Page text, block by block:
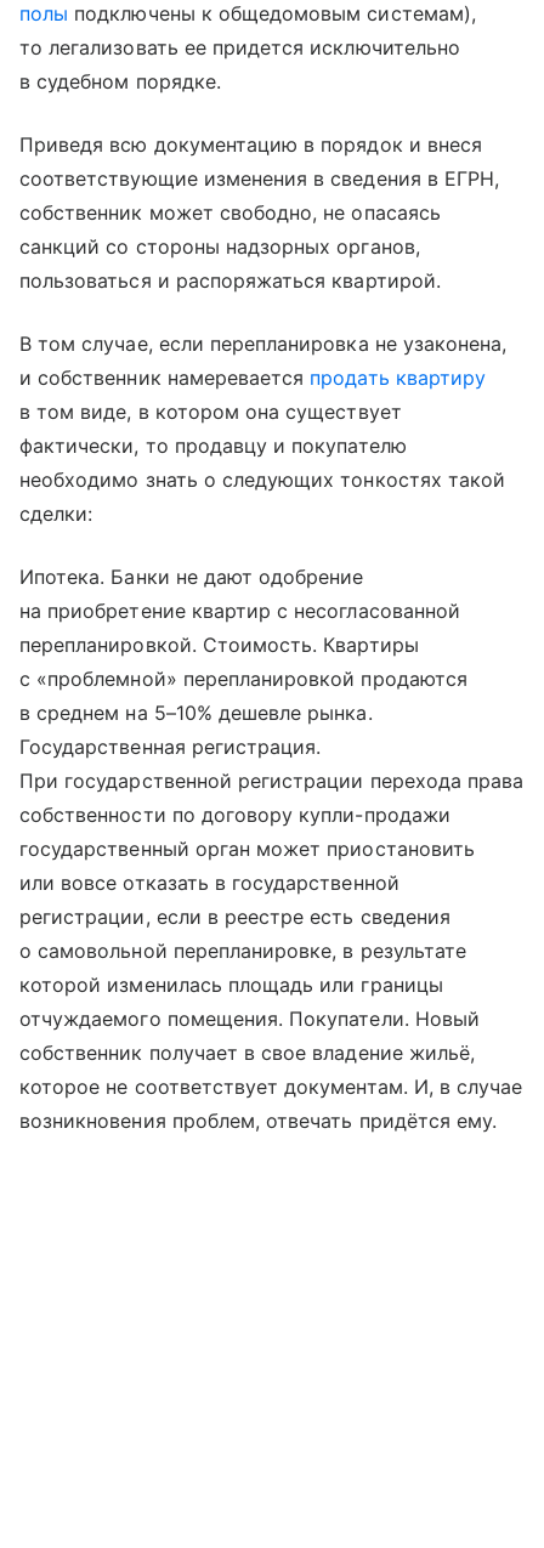
полы подключены к общедомовым системам),
то легализовать ее придется исключительно
в судебном порядке.
Приведя всю документацию в порядок и внеся
соответствующие изменения в сведения в ЕГРН,
собственник может свободно, не опасаясь
санкций со стороны надзорных органов,
пользоваться и распоряжаться квартирой.
В том случае, если перепланировка не узаконена,
и собственник намеревается продать квартиру
в том виде, в котором она существует
фактически, то продавцу и покупателю
необходимо знать о следующих тонкостях такой
сделки:
Ипотека. Банки не дают одобрение
на приобретение квартир с несогласованной
перепланировкой. Стоимость. Квартиры
с «проблемной» перепланировкой продаются
в среднем на 5–10% дешевле рынка.
Государственная регистрация.
При государственной регистрации перехода права
собственности по договору купли-продажи
государственный орган может приостановить
или вовсе отказать в государственной
регистрации, если в реестре есть сведения
о самовольной перепланировке, в результате
которой изменилась площадь или границы
отчуждаемого помещения. Покупатели. Новый
собственник получает в свое владение жильё,
которое не соответствует документам. И, в случае
возникновения проблем, отвечать придётся ему.